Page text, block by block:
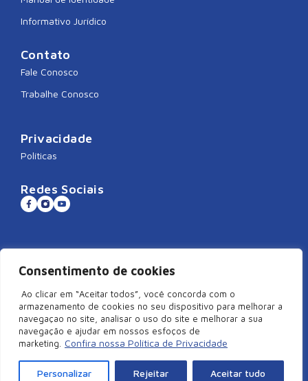
Consentimento de cookies
Ao clicar em “Aceitar todos”, você concorda com o
armazenamento de cookies no seu dispositivo para melhorar a
navegaçao no site, analisar o uso do site e melhorar a sua
navegação e ajudar em nossos esfoços de
marketing.
Confira nossa Política de Privacidade
Personalizar Rejeitar Aceitar tudo
Informativo Jurídico
Contato
Fale Conosco
Trabalhe Conosco
Privacidade
Políticas
Redes Sociais
Sistema CNDL
©2026 Câmara de Dirigentes Lojistas de São Miguel do Oeste/SC –
Todos Direitos Reservados | Rua Duque de Caxias, 920, Centro –
89900-000 | CNPJ: 83.829.820/0001-18